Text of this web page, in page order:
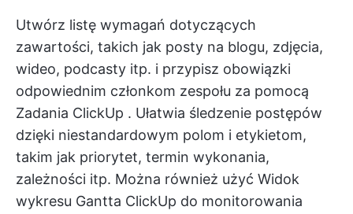
Utwórz listę wymagań dotyczących
zawartości, takich jak posty na blogu, zdjęcia,
wideo, podcasty itp. i przypisz obowiązki
odpowiednim członkom zespołu za pomocą
Zadania ClickUp . Ułatwia śledzenie postępów
dzięki niestandardowym polom i etykietom,
takim jak priorytet, termin wykonania,
zależności itp. Można również użyć Widok
wykresu Gantta ClickUp do monitorowania